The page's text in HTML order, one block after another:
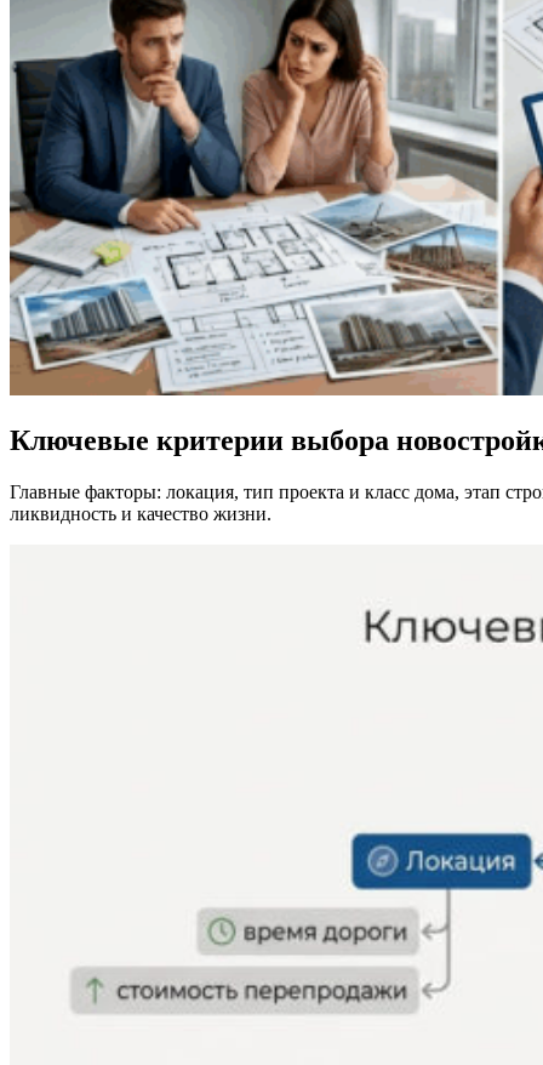
Ключевые критерии выбора
Главные факторы: локация, тип проекта и класс дома, этап
ликвидность и качество жизни.